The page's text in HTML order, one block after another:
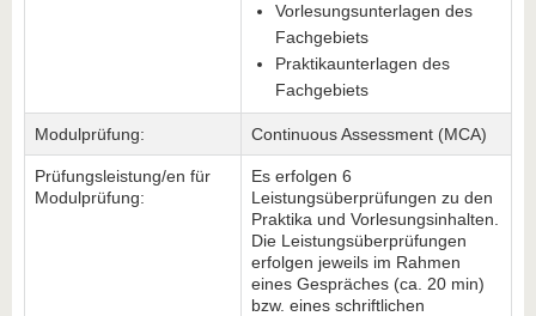
Vorlesungsunterlagen des
Fachgebiets
Praktikaunterlagen des
Fachgebiets
Modulprüfung: Continuous Assessment (MCA)
Prüfungsleistung/en für
Modulprüfung:
Es erfolgen 6
Leistungsüberprüfungen zu den
Praktika und Vorlesungsinhalten.
Die Leistungsüberprüfungen
erfolgen jeweils im Rahmen
eines Gespräches (ca. 20 min)
bzw. eines schriftlichen